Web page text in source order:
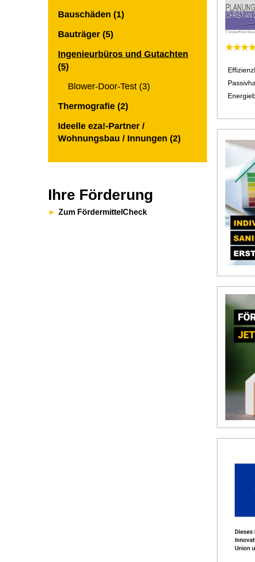
Bauschäden (1)
Bauträger (5)
Ingenieurbüros und Gutachten
(5)
Blower-Door-Test (3)
Thermografie (2)
Ideelle eza!-Partner /
Wohnungsbau / Innungen (2)
Ihre Förderung
Zum FördermittelCheck